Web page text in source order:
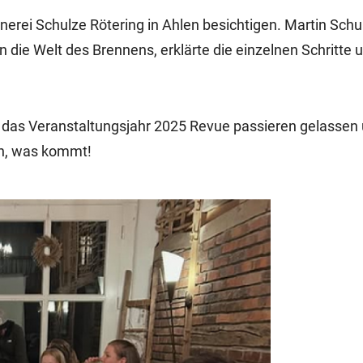
Schulze Rötering in Ahlen besichtigen. Martin
die Welt des Brennens, erklärte die einzelnen Schritte
Veranstaltungsjahr 2025 Revue passieren gelassen
was kommt!